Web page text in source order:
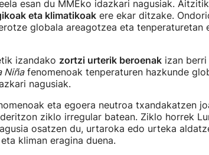
esan du MMEko idazkari nagusiak.
eta klimatikoakere ekar ditzake.
globala areagotzea eta tenperaturetan
izandako zortzi urterik beroenakizan berri
Niñafenomenoak tenperaturen hazkunde
nagusiak.
eta egoera neutroa txandakatzen
ziklo irregular batean. Ziklo horrek
osatzen du, urtaroka edo urteka
kliman eragina duena.